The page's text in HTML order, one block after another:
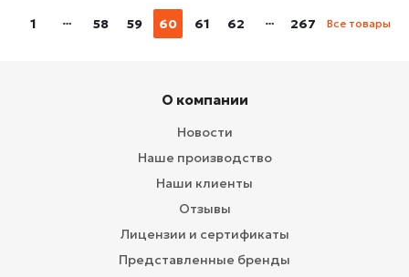
1 58 59 60 61 62 267 Все товары
О компании
Новости
Наше производство
Наши клиенты
Отзывы
Лицензии и сертификаты
Представленные бренды